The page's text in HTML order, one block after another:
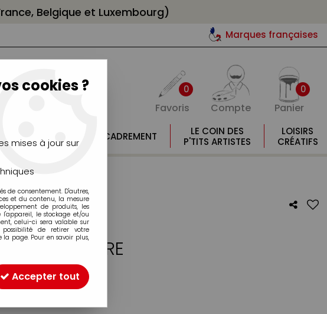
Belgique et Luxembourg)
Marques françaises
0
Favoris Compte
0
Panier
MOULAGE
ENCADREMENT
LE COIN DES
P'TITS ARTISTES
LOISIRS
CRÉATIFS
CENDRE
à donner votre avis !
cookies ?
mises à jour sur
de consentement. D'autres,
et du contenu, la mesure
de produits, les
le stockage et/ou
celui-ci sera valable sur
possibilité de retirer votre
page. Pour en savoir plus,
Accepter tout